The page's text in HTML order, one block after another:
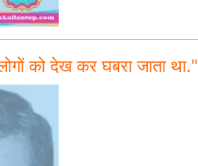
को देख कर घबरा जाता था."